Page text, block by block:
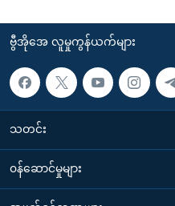
ဗွီအိုအေ လူမှုကွန်ယက်များ
သတင်း
၀န်ဆောင်မှုများ